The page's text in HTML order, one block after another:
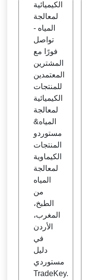
جة ال
مياه&
مشتر
و المن
تجات
الكيمي
ائية ل
معالج
ة المي
اه
الكيميائية
لمعالجة
المياه -
تواصل
فورًا مع
المشترين
المعتمدين
للمنتجات
الكيميائية
لمعالجة
المياه&
مستوردو
المنتجات
الكيماوية
لمعالجة
المياه
من
الطبخ،
المغرب،
الأردن
في
دليل
مستوردي
TradeKey.